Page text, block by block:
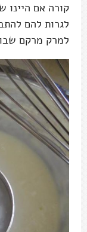
קורה אם היינו
לגרות להם
למרק מרקם